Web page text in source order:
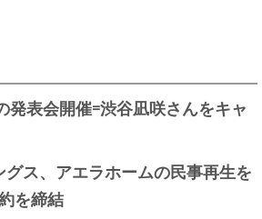
発表会開催=渋谷凪咲さんをキャ
ス、アエラホームの民事再生を
を締結